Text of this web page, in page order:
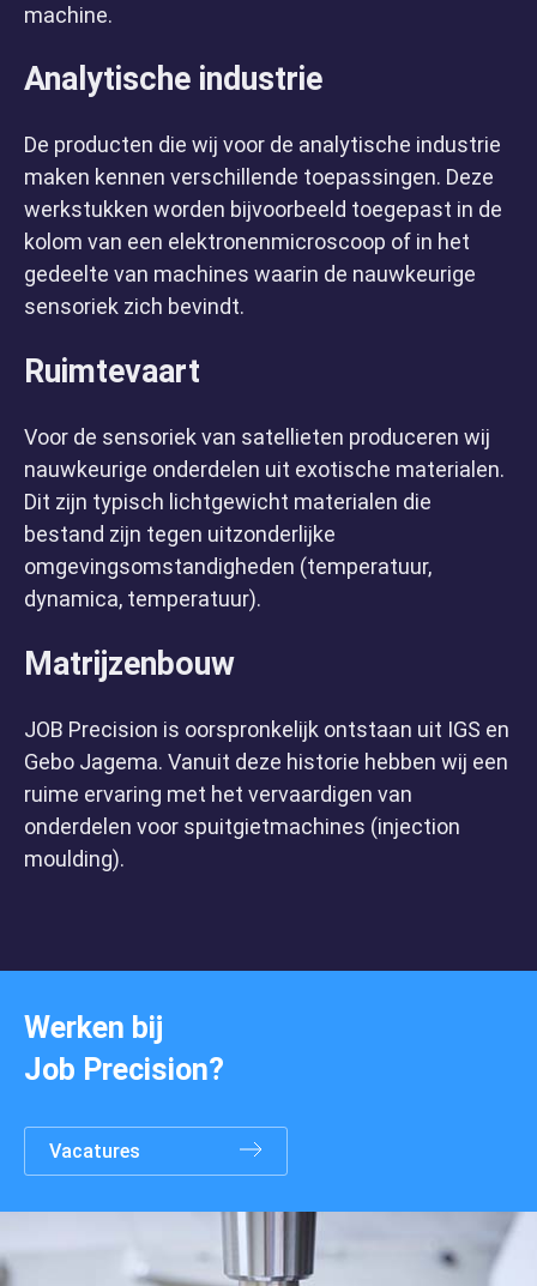
Over ons
Over de groep
Specialismen
Marktsegmenten
machine.
Analytische industrie
De producten die wij voor de analytische industrie
maken kennen verschillende toepassingen. Deze
werkstukken worden bijvoorbeeld toegepast in de
kolom van een elektronenmicroscoop of in het
gedeelte van machines waarin de nauwkeurige
sensoriek zich bevindt.
Ruimtevaart
Voor de sensoriek van satellieten produceren wij
nauwkeurige onderdelen uit exotische materialen.
Dit zijn typisch lichtgewicht materialen die
bestand zijn tegen uitzonderlijke
omgevingsomstandigheden (temperatuur,
dynamica, temperatuur).
Matrijzenbouw
JOB Precision is oorspronkelijk ontstaan uit IGS en
Gebo Jagema. Vanuit deze historie hebben wij een
ruime ervaring met het vervaardigen van
onderdelen voor spuitgietmachines (injection
moulding).
Werken bij
Job Precision?
Vacatures